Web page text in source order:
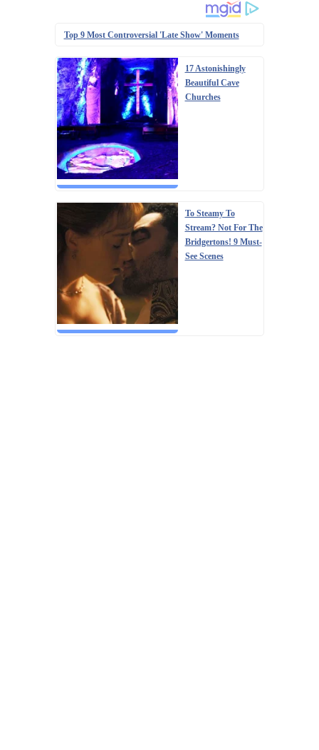
Top 9 Most Controversial 'Late Show' Moments
17 Astonishingly
Beautiful Cave
Churches
To Steamy To
Stream? Not For The
Bridgertons! 9 Must-
See Scenes